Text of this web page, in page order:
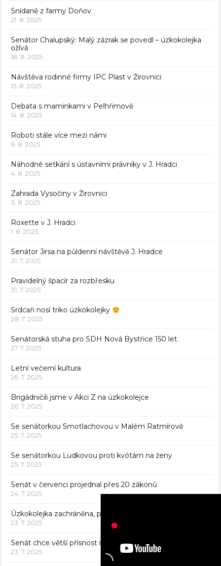
Snídaně z farmy Doňov
21. 8. 2025
Senátor Chalupský: Malý zázrak se povedl – úzkokolejka
ožívá
18. 8. 2025
Návštěva rodinné firmy IPC Plast v Žirovnici
15. 8. 2025
Debata s maminkami v Pelhřimově
14. 8. 2025
Roboti stále více mezi námi
6. 8. 2025
Náhodné setkání s ústavními právníky v J. Hradci
4. 8. 2025
Zahrada Vysočiny v Žirovnici
3. 8. 2025
Roxette v J. Hradci
1. 8. 2025
Senátor Jirsa na půldenní návštěvě J. Hradce
31. 7. 2025
Pravidelný špacír za rozbřesku
31. 7. 2025
Srdcaři nosí triko úzkokolejky
28. 7. 2025
Senátorská stuha pro SDH Nová Bystřice 150 let
27. 7. 2025
Letní večerní kultura
26. 7. 2025
Brigádničili jsme v Akci Z na úzkokolejce
26. 7. 2025
Se senátorkou Smotlachovou v Malém Ratmírově
25. 7. 2025
Se senátorkou Ludkovou proti kvótám na ženy
25. 7. 2025
Senát v červenci projednal přes 20 zákonů
24. 7. 2025
Úzkokolejka zachráněna, patří se poděkovat
23. 7. 2025
Senát chce větší přísnost na cizince
23. 7. 2025